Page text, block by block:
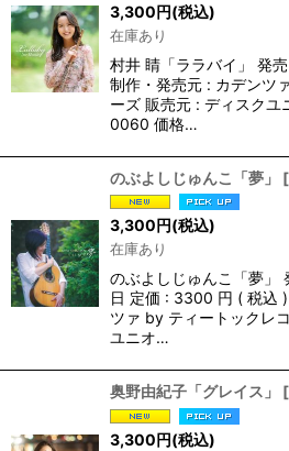
3,300円(税込)
在庫あり
村井 睛「ララバイ」 発
制作・発売元 : カデンツ
ーズ 販売元 : ディスクユ
0060 価格…
のぶよしじゅんこ「夢」 [
3,300円(税込)
在庫あり
のぶよしじゅんこ「夢」
日 定価 : 3300 円 ( 税込
ツァ by ティートックレ
ユニオ…
奥野由紀子「グレイス」 [
3,300円(税込)